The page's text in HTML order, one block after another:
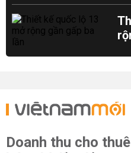
Doanh thu cho